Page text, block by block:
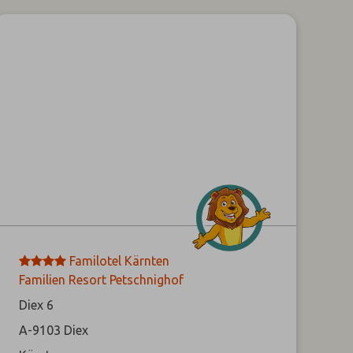
****
Familotel Kärnten
Familien Resort Petschnighof
Diex 6
A-9103 Diex